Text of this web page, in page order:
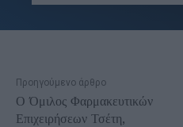
Προηγούμενο άρθρο
Ο Όμιλος Φαρμακευτικών
Επιχειρήσεων Τσέτη,